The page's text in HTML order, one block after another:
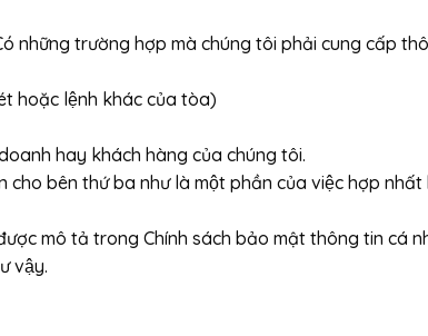
những trường hợp mà chúng tôi phải cung cấp
hoặc lệnh khác của tòa)
hay khách hàng của chúng tôi.
bên thứ ba như là một phần của việc hợp
mô tả trong Chính sách bảo mật thông tin cá
vậy.